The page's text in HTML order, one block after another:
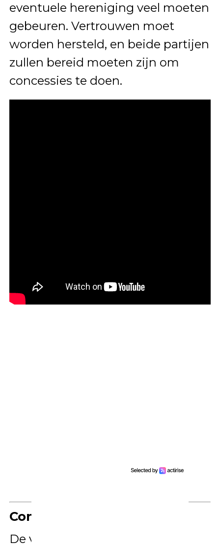
eventuele hereniging veel moeten
gebeuren. Vertrouwen moet
worden hersteld, en beide partijen
zullen bereid moeten zijn om
concessies te doen.
Conclusie
De voortdurende strijd tussen